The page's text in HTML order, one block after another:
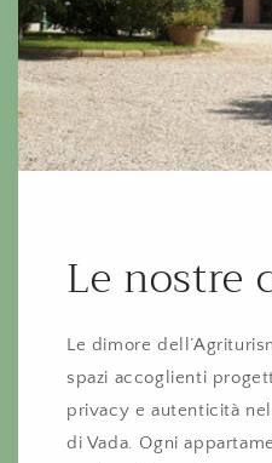
Le nostre
Le dimore
spazi accoglienti
privacy e autenticità
di Vada. Ogni